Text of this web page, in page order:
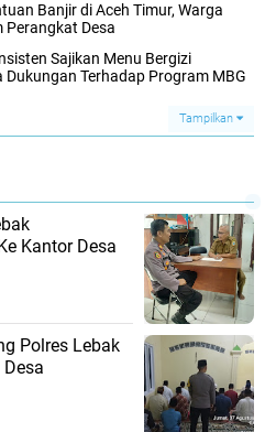
Banjir di Aceh Timur, Warga
Perangkat Desa
Sajikan Menu Bergizi
Terhadap Program MBG
Tampilkan
Kantor Desa
Polres Lebak